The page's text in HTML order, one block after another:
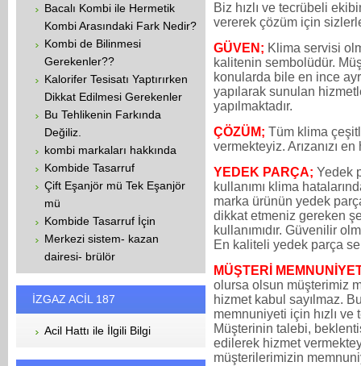
Bacalı Kombi ile Hermetik
Kombi Arasındaki Fark Nedir?
Kombi de Bilinmesi
Gerekenler??
Kalorifer Tesisatı Yaptırırken
Dikkat Edilmesi Gerekenler
Bu Tehlikenin Farkında
Değiliz.
kombi markaları hakkında
Kombide Tasarruf
Çift Eşanjör mü Tek Eşanjör
mü
Kombide Tasarruf İçin
Merkezi sistem- kazan
dairesi- brülör
İZGAZ ACİL 187
Acil Hattı ile İlgili Bilgi
Biz hızlı ve tecrübeli
vererek çözüm için
GÜVEN; Klima servisi
kalitenin sembolüdür.
konularda bile en ince
yapılarak sunulan
yapılmaktadır.
ÇÖZÜM; Tüm klima
vermekteyiz. Arızanızı
YEDEK PARÇA; Yedek
kullanımı klima
marka ürünün yedek
dikkat etmeniz gereken
kullanımıdır. Güvenilir
En kaliteli yedek parça
MÜŞTERİ
olursa olsun müşterimiz
hizmet kabul sayılmaz.
memnuniyeti için hızlı ve
Müşterinin talebi,
edilerek hizmet
müşterilerimizin